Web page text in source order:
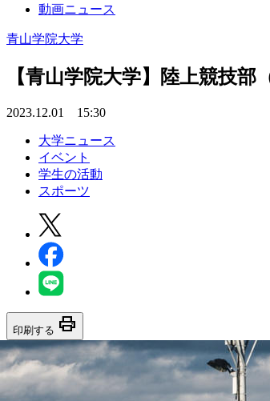
動画ニュース
青山学院大学
【青山学院大学】陸上競技
2023.12.01 15:30
大学ニュース
イベント
学生の活動
スポーツ
印刷する print